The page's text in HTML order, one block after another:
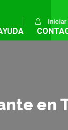
Iniciar
en